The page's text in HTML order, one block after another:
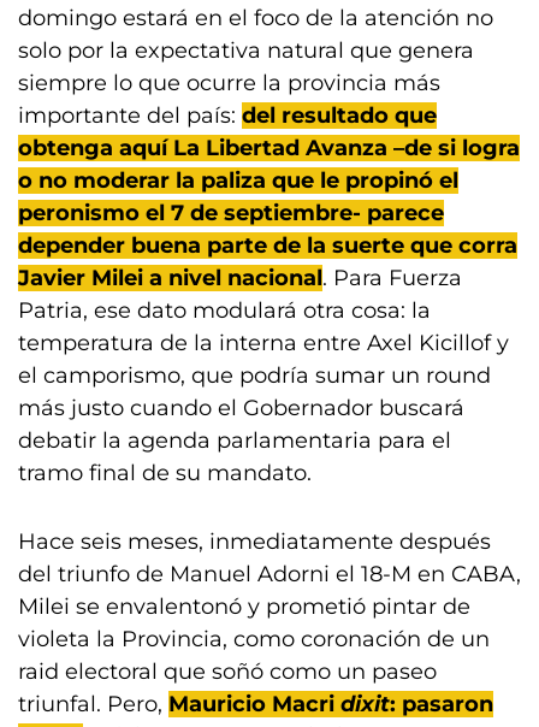
domingo estará en el foco de la atención no
solo por la expectativa natural que genera
siempre lo que ocurre la provincia más
importante del país: del resultado que
obtenga aquí La Libertad Avanza –de si logra
o no moderar la paliza que le propinó el
peronismo el 7 de septiembre- parece
depender buena parte de la suerte que corra
Javier Milei a nivel nacional. Para Fuerza
Patria, ese dato modulará otra cosa: la
temperatura de la interna entre Axel Kicillof y
el camporismo, que podría sumar un round
más justo cuando el Gobernador buscará
debatir la agenda parlamentaria para el
tramo final de su mandato.
Hace seis meses, inmediatamente después
del triunfo de Manuel Adorni el 18-M en CABA,
Milei se envalentonó y prometió pintar de
violeta la Provincia, como coronación de un
raid electoral que soñó como un paseo
triunfal. Pero, Mauricio Macri dixit: pasaron